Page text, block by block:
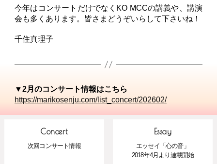
今年はコンサートだけでなくKO MCCの講義や、講演
会も多くあります。皆さまどうぞいらして下さいね！
千住真理子
▼2月のコンサート情報はこちら
https://marikosenju.com/list_concert/202602/
Concert
次回コンサート情報
Essay
エッセイ「心の音」
2018年4月より連載開始